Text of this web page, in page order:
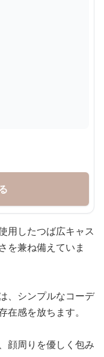
用したつば広キャス
を兼ね備えていま
、シンプルなコーデ
感を放ちます。
顔周りを優しく包み